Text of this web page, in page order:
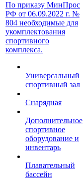
По приказу МинПрос
РФ от 06.09.2022 г. №
804 необходимые для
укомплектования
спортивного
комплекса.
Универсальный
спортивный зал
Снарядная
Дополнительное
спортивное
оборудование и
инвентарь
Плавательный
бассейн